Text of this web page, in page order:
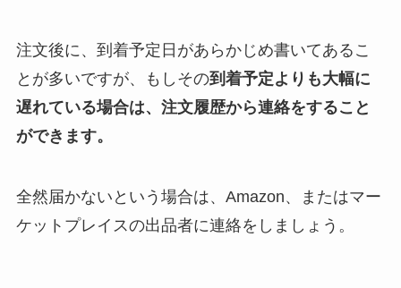
注文後に、到着予定日があらかじめ書いてあるこ
とが多いですが、もしその到着予定よりも大幅に
遅れている場合は、注文履歴から連絡をすること
ができます。
全然届かないという場合は、Amazon、またはマー
ケットプレイスの出品者に連絡をしましょう。